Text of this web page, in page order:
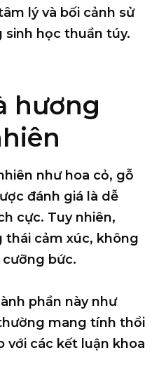
lý và bối cảnh sử
sinh học thuần túy.
hương
như hoa cỏ, gỗ
đánh giá là dễ
cực. Tuy nhiên,
thái cảm xúc, không
bức.
phần này như
mang tính thổi
với các kết luận khoa